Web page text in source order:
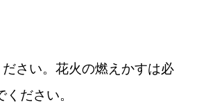
さい。花火の燃えかすは必
ださい。